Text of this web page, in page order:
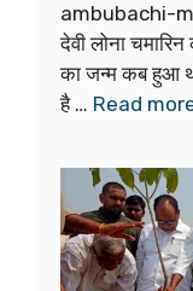
ambubachi-
देवी लोना
का जन्म कब हुआ
है … Read